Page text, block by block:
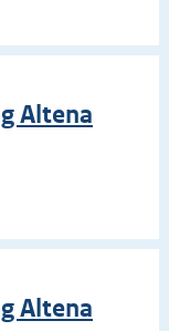
Altena
Altena